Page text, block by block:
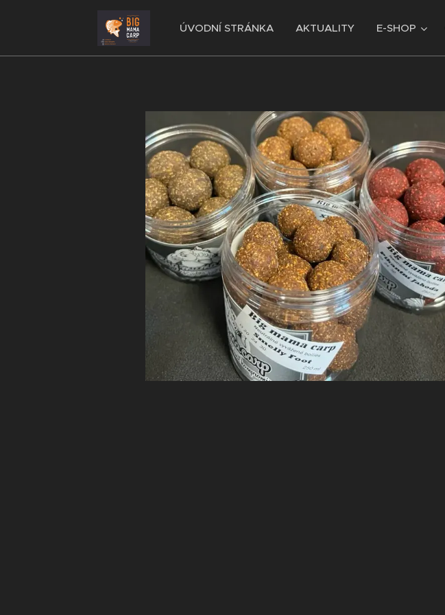
ÚVODNÍ STRÁNKA AKTUALITY E-SHOP